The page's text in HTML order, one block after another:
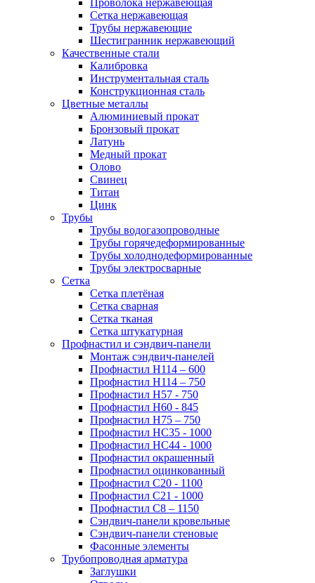
Проволока нержавеющая
Сетка нержавеющая
Трубы нержавеющие
Шестигранник нержавеющий
Качественные стали
Калибровка
Инструментальная сталь
Конструкционная сталь
Цветные металлы
Алюминиевый прокат
Бронзовый прокат
Латунь
Медный прокат
Олово
Свинец
Титан
Цинк
Трубы
Трубы водогазопроводные
Трубы горячедеформированные
Трубы холоднодеформированные
Трубы электросварные
Сетка
Сетка плетёная
Сетка сварная
Сетка тканая
Сетка штукатурная
Профнастил и сэндвич-панели
Монтаж сэндвич-панелей
Профнастил Н114 – 600
Профнастил Н114 – 750
Профнастил Н57 - 750
Профнастил Н60 - 845
Профнастил Н75 – 750
Профнастил НС35 - 1000
Профнастил НС44 - 1000
Профнастил окрашенный
Профнастил оцинкованный
Профнастил С20 - 1100
Профнастил С21 - 1000
Профнастил С8 – 1150
Сэндвич-панели кровельные
Сэндвич-панели стеновые
Фасонные элементы
Трубопроводная арматура
Заглушки